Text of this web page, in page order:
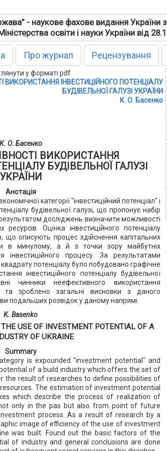
- наукове фахове видання України
освіти і науки України від
Про журнал Рецензування
ВИКОРИСТАННЯ ІНВЕСТИЦІЙНОГО ПОТЕНЦІАЛУ
БУДІВЕЛЬНОЇ ГАЛУЗІ УКРАЇНИ
К. О. Басенко
К. О. Басенко
ВИКОРИСТАННЯ
БУДІВЕЛЬНОЇ ГАЛУЗІ
УКРАЇНИ
Анотація
категорії "інвестиційний потенціал" і
будівельної галузі, що пропонує набір
досліджень визначити можливості
ресурсів. Оцінка інвестиційного потенціалу
що описують процес здійснення капітальних
в минулому, а й з точки зору майбутніх
інвестиційного процесу. За результатами
потенціалу було побудовано графічне
інвестиційного потенціалу будівельної
чинники неефективного використання
та зроблено загальні висновки з даного
подальших розвідок у даному напрямі.
K. Basenko
USE OF INVESTMENT POTENTIAL OF A
OF UKRAINE
Summary
is expounded "investment potential" and
of a build industry which offers the set of
the result of researches to define possibilities of
The estimation of investment potential
which describe the process of realization of
only in the pas but also from point of future
process. As a result of research by a
image of efficiency of the use of investment
was built. Found out the basic factors of the
of industry and general conclusions are done